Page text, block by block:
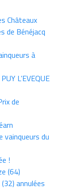
Châteaux
de Bénéjacq
à
L’EVEQUE
de
vainqueurs du
!
(64)
annulées